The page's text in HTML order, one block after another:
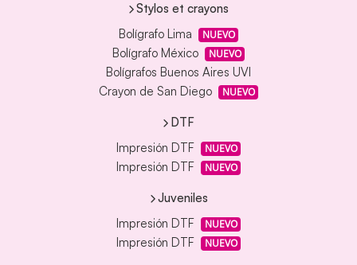
Stylos et crayons
Bolígrafo Lima
NUEVO
Bolígrafo México NUEVO
Bolígrafos Buenos Aires UVI
Crayon de San Diego
NUEVO
DTF
Impresión DTF
NUEVO
Impresión DTF NUEVO
Juveniles
Impresión DTF
NUEVO
Impresión DTF NUEVO